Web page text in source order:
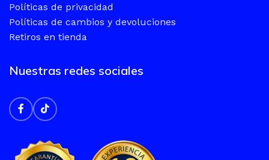
Políticas de privacidad
Políticas de cambios y devoluciones
Retiros en tienda
Nuestras redes sociales